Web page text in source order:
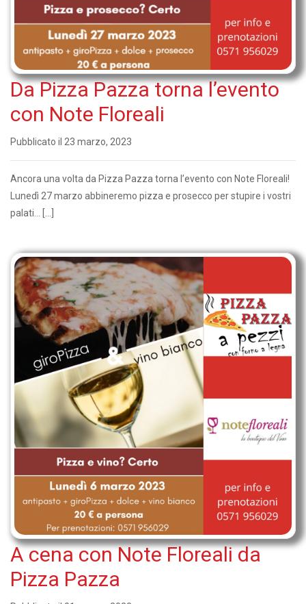
Da Pizza Pazza torna l’evento
con Note Floreali
Pubblicato il 23 marzo, 2023
Ancora una volta da Pizza Pazza torna l’evento con Note Floreali!
Lunedì 27 marzo abbineremo pizza e prosecco per stupire i vostri
palati... […]
A cena con Note Floreali da
Pizza Pazza